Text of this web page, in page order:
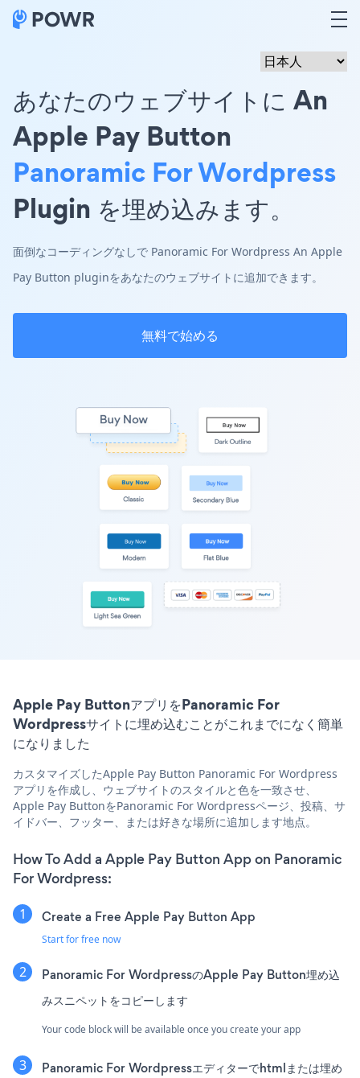
あなたのウェブサイトに An
Apple Pay Button
Panoramic For Wordpress
Plugin を埋め込みます。
面倒なコーディングなしで Panoramic For Wordpress An Apple
Pay Button pluginをあなたのウェブサイトに追加できます。
無料で始める
Apple Pay ButtonアプリをPanoramic For
Wordpressサイトに埋め込むことがこれまでになく簡単
になりました
カスタマイズしたApple Pay Button Panoramic For Wordpress
アプリを作成し、ウェブサイトのスタイルと色を一致させ、
Apple Pay ButtonをPanoramic For Wordpressページ、投稿、サ
イドバー、フッター、または好きな場所に追加します地点。
How To Add a Apple Pay Button App on Panoramic
For Wordpress:
Create a Free Apple Pay Button App
Start for free now
Panoramic For WordpressのApple Pay Button埋め込
みスニペットをコピーします
Your code block will be available once you create your app
Panoramic For Wordpressエディターでhtmlまたは埋め